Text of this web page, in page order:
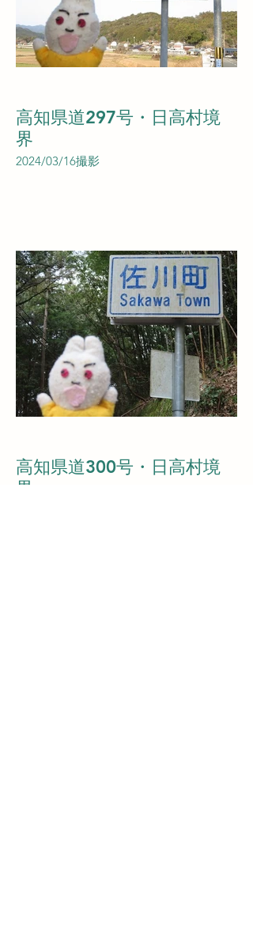
高知県道297号・日高村境
界
2024/03/16撮影
高知県道300号・日高村境
界